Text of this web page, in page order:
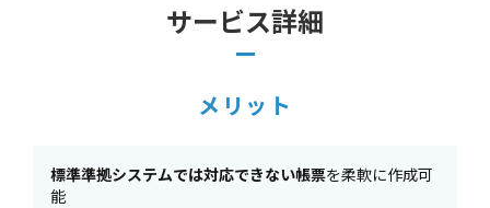
サービス詳細
メリット
標準準拠システムでは対応できない帳票を柔軟に作成可
能